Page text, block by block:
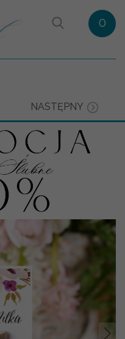
0
NASTĘPNY